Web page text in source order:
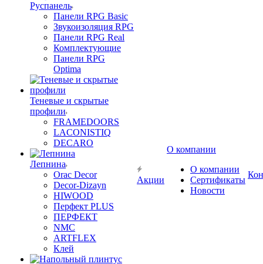
Руспанель
Панели RPG Basic
Звукоизоляция RPG
Панели RPG Real
Комплектующие
Панели RPG
Optima
Теневые и скрытые
профили
FRAMEDOORS
LACONISTIQ
DECARO
Лепнина
Orac Decor
Decor-Dizayn
HIWOOD
Перфект PLUS
ПЕРФЕКТ
NMC
ARTFLEX
Клей
Акции
О компании
О компании
Сертификаты
Новости